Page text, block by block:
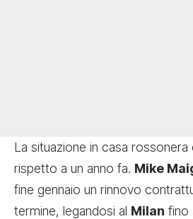
La situazione in casa
rispetto a un anno fa. Mike
fine gennaio un rinnovo
termine, legandosi al Milan fino